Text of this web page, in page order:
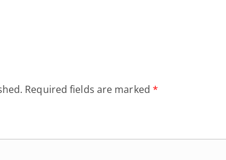
Required fields are marked *